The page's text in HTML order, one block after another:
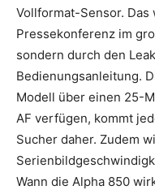
Vollformat-Sensor.
Pressekonferenz im
sondern durch den
Bedienungsanleitung.
Modell über einen 25-
AF verfügen, kommt
Sucher daher. Zudem
Wann die Alpha 850